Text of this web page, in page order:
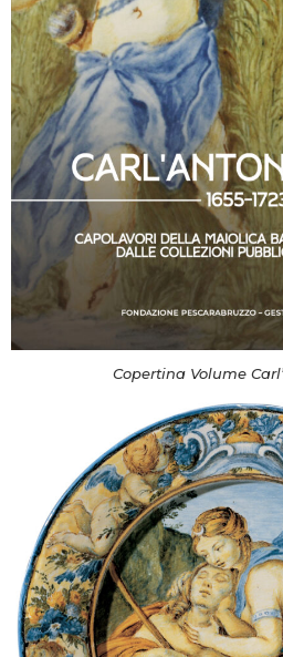
Copertina Volume